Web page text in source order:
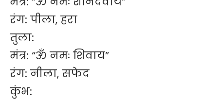
रंग: पीला, हरा
तुला:
मंत्र: “ॐ नमः शिवाय”
रंग: नीला, सफेद
कुंभ: